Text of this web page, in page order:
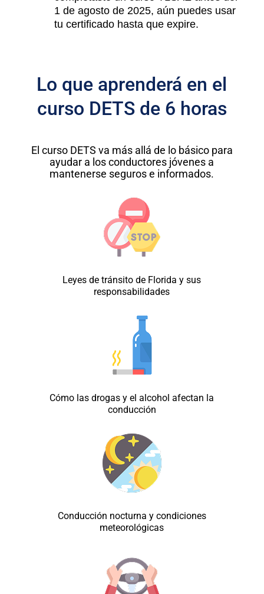
1 de agosto de 2025, aún puedes usar
tu certificado hasta que expire.
Lo que aprenderá en el
curso DETS de 6 horas
El curso DETS va más allá de lo básico para
ayudar a los conductores jóvenes a
mantenerse seguros e informados.
Leyes de tránsito de Florida y sus
responsabilidades
Cómo las drogas y el alcohol afectan la
conducción
Conducción nocturna y condiciones
meteorológicas